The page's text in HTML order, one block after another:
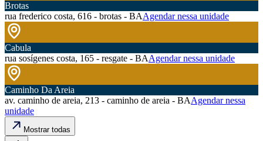
Brotas
rua frederico costa, 616 - brotas - BAAgendar nessa unidade
Cabula
rua sosígenes costa, 165 - resgate - BAAgendar nessa unidade
Caminho Da Areia
av. caminho de areia, 213 - caminho de areia - BAAgendar nessa
unidade
Mostrar todas